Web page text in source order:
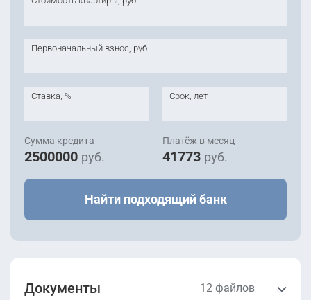
Первоначальный взнос, руб.
Ставка, % Срок, лет
Сумма кредита
2500000 руб.
Платёж в месяц
41773 руб.
Найти подходящий банк
Документы 12 файлов